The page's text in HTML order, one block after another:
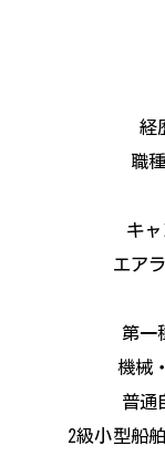
経
職
キ
エア
第一
機械
普通
2級小型船